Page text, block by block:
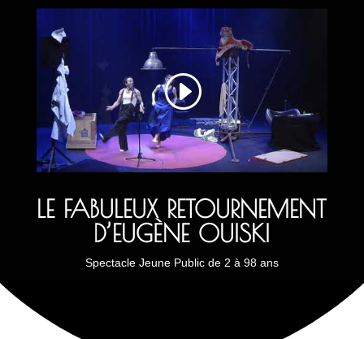
LE FABULEUX RETOURNEMENT
D’EUGÈNE OUISKI
Spectacle Jeune Public de 2 à 98 ans